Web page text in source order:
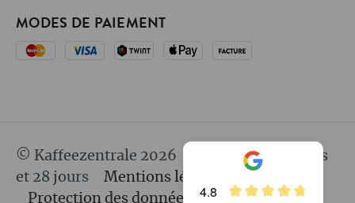
4.8
MODES DE PAIEMENT
© Kaffeezentrale 2026
depuis 25 ans 8 mois
et 28 jours
Mentions légales
Protection des données
Responsabilité